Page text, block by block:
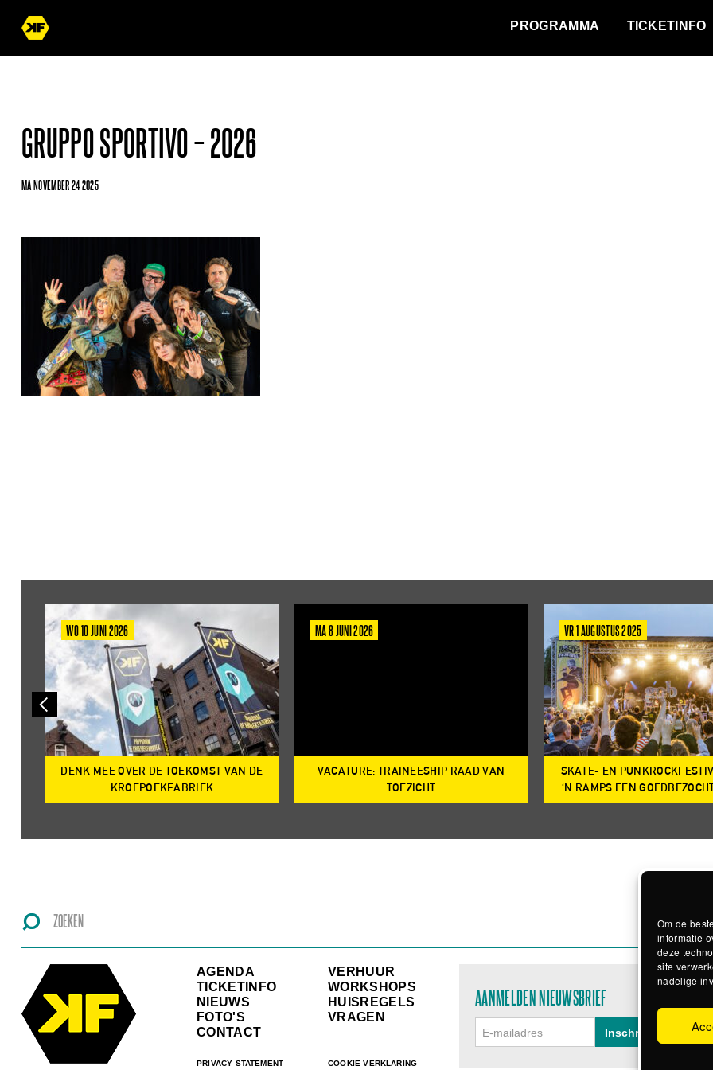
Om de
informatie
deze
site
nadelige
PROGRAMMA TICKETINFO
GRUPPO SPORTIVO – 2026
MA NOVEMBER 24 2025
WO 10 JUNI 2026
DENK MEE OVER DE TOEKOMST VAN DE
KROEPOEKFABRIEK
MA 8 JUNI 2026
VACATURE: TRAINEESHIP RAAD VAN
TOEZICHT
VR 1 AUGUSTUS 2025
SKATE- EN
‘N RAMPS EEN
AGENDA
TICKETINFO
NIEUWS
FOTO'S
CONTACT
PRIVACY STATEMENT
VERHUUR
WORKSHOPS
HUISREGELS
VRAGEN
COOKIE VERKLARING
AANMELDEN NIEUWSBRIEF